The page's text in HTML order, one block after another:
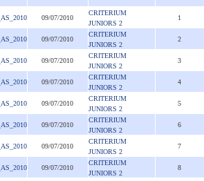
09/07/2010
CRITERIUM
JUNIORS 2
1
09/07/2010
CRITERIUM
JUNIORS 2
2
09/07/2010
CRITERIUM
JUNIORS 2
3
09/07/2010
CRITERIUM
JUNIORS 2
4
09/07/2010
CRITERIUM
JUNIORS 2
5
09/07/2010
CRITERIUM
JUNIORS 2
6
09/07/2010
CRITERIUM
JUNIORS 2
7
09/07/2010
CRITERIUM
JUNIORS 2
8